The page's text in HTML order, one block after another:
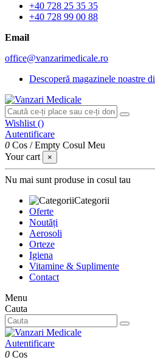
+40 728 25 35 35
+40 728 99 00 88
Email
office@vanzarimedicale.ro
Descoperă magazinele noastre
Wishlist ()
Autentificare
0 Cos /Empty Cosul Meu
Your cart
×
Nu mai sunt produse in cosul tau
Categorii
Oferte
Noutăți
Aerosoli
Orteze
Igiena
Vitamine & Suplimente
Contact
Menu
Cauta
Autentificare
0 Cos